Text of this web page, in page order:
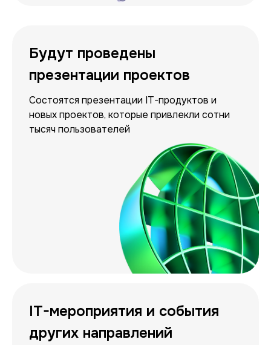
Будут проведены
презентации проектов
Состоятся презентации IT-продуктов и
новых проектов, которые привлекли сотни
тысяч пользователей
IT-мероприятия и события
других направлений